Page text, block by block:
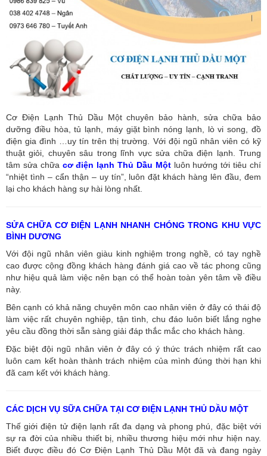
Cơ Điện Lạnh Thủ Dầu Một chuyên bảo hành, sửa chữa bảo
dưỡng điều hòa, tủ lạnh, máy giặt bình nóng lạnh, lò vi song, đồ
điện gia đình …uy tín trên thị trường. Với đội ngũ nhân viên có kỹ
thuật giỏi, chuyên sâu trong lĩnh vực sửa chữa điện lạnh. Trung
tâm sửa chữa cơ điện lạnh Thủ Dầu Mộtluôn hướng tới tiêu chí
“nhiệt tình – cẩn thận – uy tín”, luôn đặt khách hàng lên đầu, đem
lại cho khách hàng sự hài lòng nhất.
SỬA CHỮA CƠ ĐIỆN LẠNH NHANH CHÓNG TRONG KHU VỰC
BÌNH DƯƠNG
Với đội ngũ nhân viên giàu kinh nghiệm trong nghề, có tay nghề
cao được cộng đồng khách hàng đánh giá cao về tác phong cũng
như hiệu quả làm việc nên bạn có thể hoàn toàn yên tâm về điều
này.
Bên cạnh có khả năng chuyên môn cao nhân viên ở đây có thái độ
làm việc rất chuyên nghiệp, tận tình, chu đáo luôn biết lắng nghe
yêu cầu đồng thời sẵn sàng giải đáp thắc mắc cho khách hàng.
Đặc biệt đội ngũ nhân viên ở đây có ý thức trách nhiệm rất cao
luôn cam kết hoàn thành trách nhiệm của mình đúng thời hạn khi
đã cam kết với khách hàng.
CÁC DỊCH VỤ SỮA CHỮA TẠI CƠ ĐIỆN LẠNH THỦ DẦU MỘT
Thế giới điện tử điện lạnh rất đa dạng và phong phú, đặc biệt với
sự ra đời của nhiều thiết bị, nhiều thương hiệu mới như hiện nay.
Biết được điều đó Cơ Điện Lạnh Thủ Dầu Một đã và đang ngày